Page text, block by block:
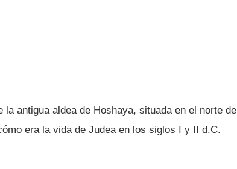
antigua aldea de Hoshaya, situada en el norte de
era la vida de Judea en los siglos I y II d.C.